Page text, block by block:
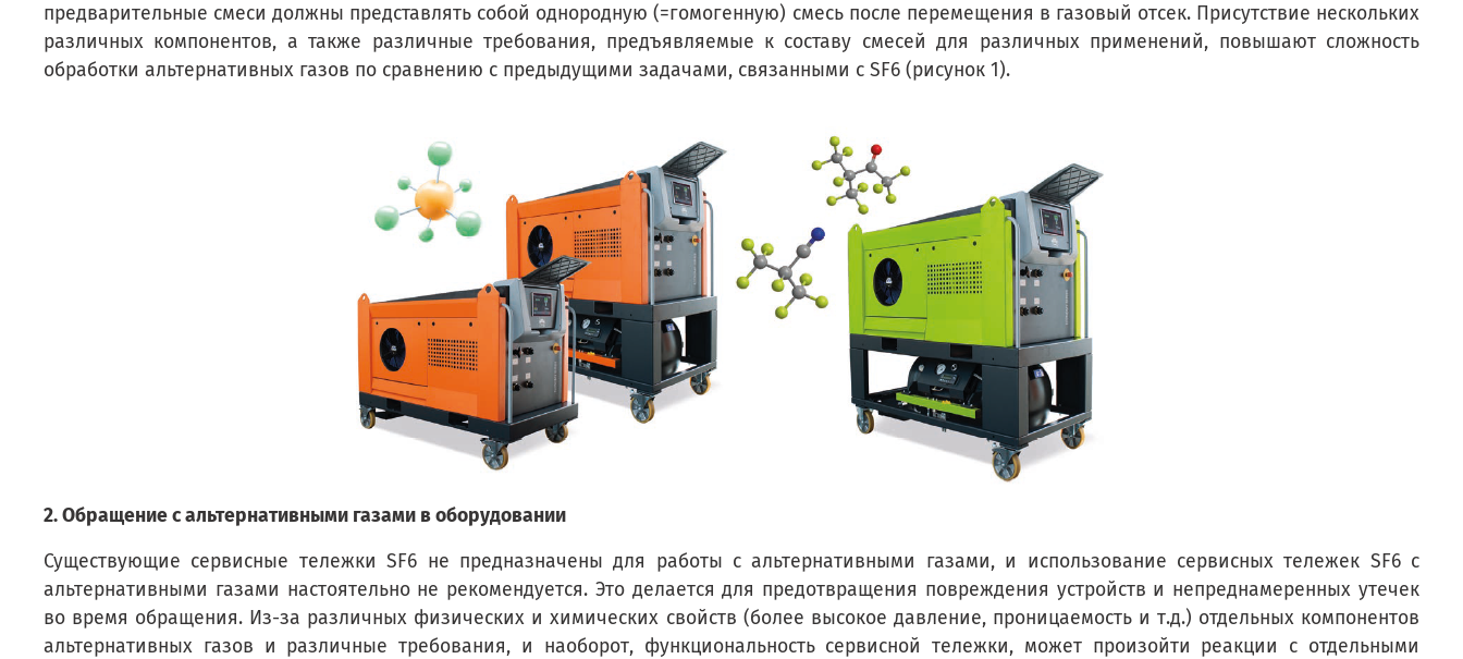
предварительные смеси должны представлять собой однородную (=гомогенную) смесь после перемещения в газовый отсек. Присутствие нескольких
различных компонентов, а также различные требования, предъявляемые к составу смесей для различных применений, повышают сложность
обработки альтернативных газов по сравнению с предыдущими задачами, связанными с SF6 (рисунок 1).
2. Обращение с альтернативными газами в оборудовании
Существующие сервисные тележки SF6 не предназначены для работы с альтернативными газами, и использование сервисных тележек SF6 с
альтернативными газами настоятельно не рекомендуется. Это делается для предотвращения повреждения устройств и непреднамеренных утечек
во время обращения. Из-за различных физических и химических свойств (более высокое давление, проницаемость и т.д.) отдельных компонентов
альтернативных газов и различные требования, и наоборот, функциональность сервисной тележки, может произойти реакции с отдельными